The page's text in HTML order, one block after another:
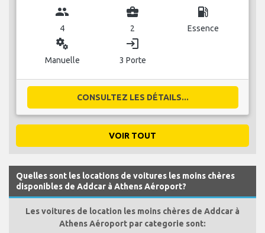
group
4
business_center
2
local_gas_station
Essence
miscellaneous_services
Manuelle
login
3 Porte
CONSULTEZ LES DÉTAILS...
VOIR TOUT
Quelles sont les locations de voitures les moins chères
disponibles de Addcar à Athens Aéroport?
Les voitures de location les moins chères de Addcar à
Athens Aéroport par categorie sont: